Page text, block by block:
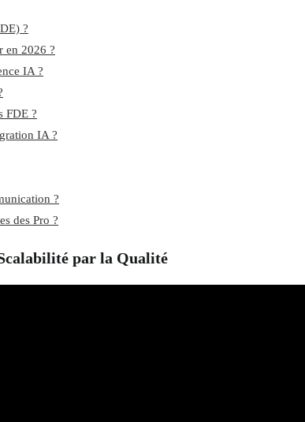
?
en 2026 ?
IA ?
FDE ?
IA ?
?
des Pro ?
par la Qualité